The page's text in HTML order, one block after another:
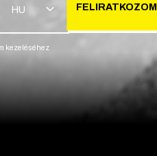
HU FELIRATKOZOM
kezeléséhez